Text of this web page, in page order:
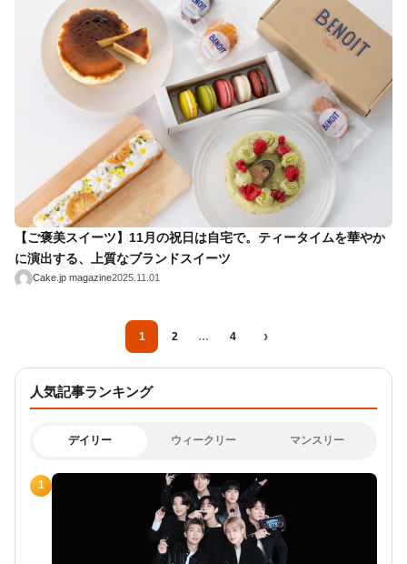
【ご褒美スイーツ】11月の祝日は自宅で。ティータイムを華やか
に演出する、上質なブランドスイーツ
Cake.jp magazine2025.11.01
1 2 … 4 ›
人気記事ランキング
デイリー ウィークリー マンスリー
1